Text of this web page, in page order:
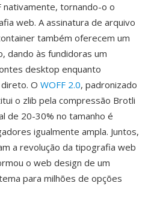
nativamente, tornando-o o
web. A assinatura de arquivo
também oferecem um
dando às fundidoras um
desktop enquanto
O WOFF 2.0, padronizado
o zlib pela compressão Brotli
de 20-30% no tamanho é
igualmente ampla. Juntos,
a revolução da tipografia web
o web design de um
para milhões de opções